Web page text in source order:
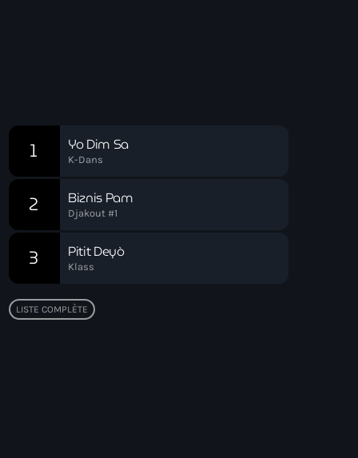
1 Yo Dim Sa
K-Dans
2 Biznis Pam
Djakout #1
3 Pitit Deyò
Klass
LISTE COMPLÈTE